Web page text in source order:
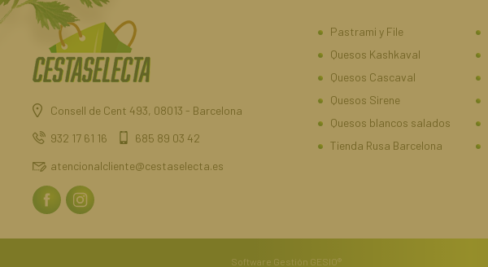
Consell de Cent 493, 08013 - Barcelona
932 17 61 16
685 89 03 42
atencionalcliente@cestaselecta.es
Pastrami y File
Quesos Kashkaval
Quesos Cascaval
Quesos Sirene
Quesos blancos salados
Tienda Rusa Barcelona
Software Gestión GESIO®